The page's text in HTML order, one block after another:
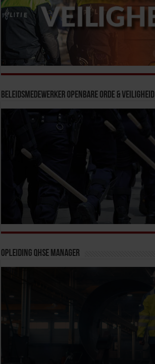
Beleidsmedewerker Openbare Orde & Veiligheid
Opleiding QHSE Manager